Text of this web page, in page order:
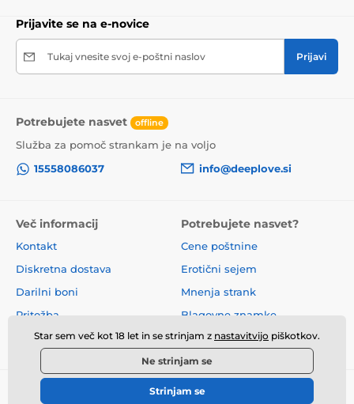
Izdelek je uvrščen v kategorijah
Pametni obročki za penis
Podpora erekciji Virtualni seks
Prijavite se na e-novice
Tukaj vnesite svoj e-poštni naslov Prijavi
Potrebujete nasvet offline
Služba za pomoč strankam je na voljo
15558086037
info@deeplove.si
Več informacij
Kontakt
Diskretna dostava
Darilni boni
Pritožba
O nas
Potrebujete nasvet?
Cene poštnine
Erotični sejem
Mnenja strank
Blagovne znamke
Poslovni pogoji
© 2026 www.deeplove.si ⦁ E-trgovino je ustvarila
Star sem več kot 18 let in se strinjam z nastavitvijo piškotkov.
Ne strinjam se
Strinjam se